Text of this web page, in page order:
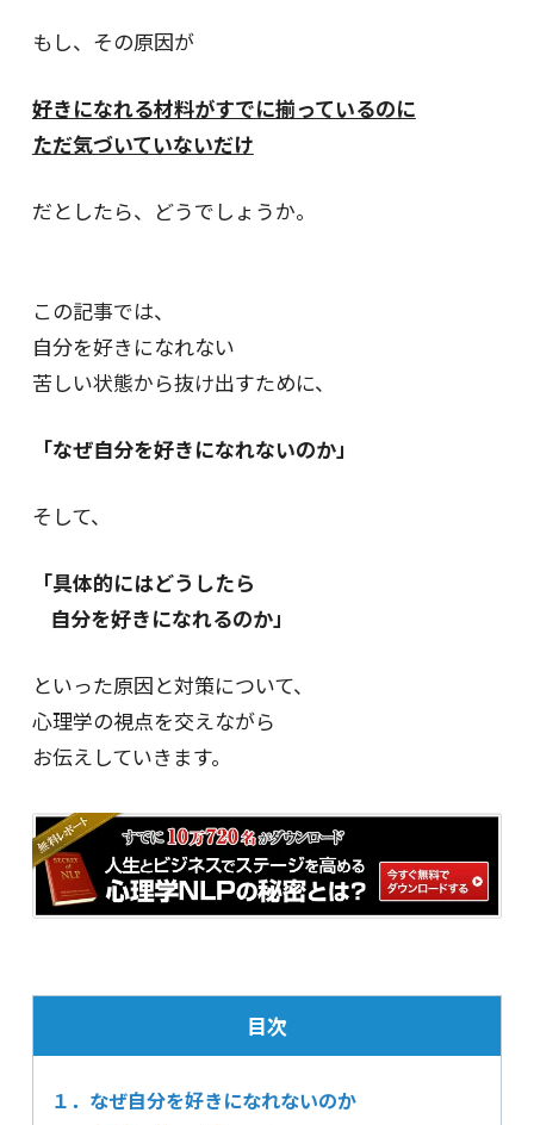
もし、その原因が
好きになれる材料がすでに揃っているのに
ただ気づいていないだけ
だとしたら、どうでしょうか。
この記事では、
自分を好きになれない
苦しい状態から抜け出すために、
「なぜ自分を好きになれないのか」
そして、
「具体的にはどうしたら
自分を好きになれるのか」
といった原因と対策について、
心理学の視点を交えながら
お伝えしていきます。
目次
１．なぜ自分を好きになれないのか